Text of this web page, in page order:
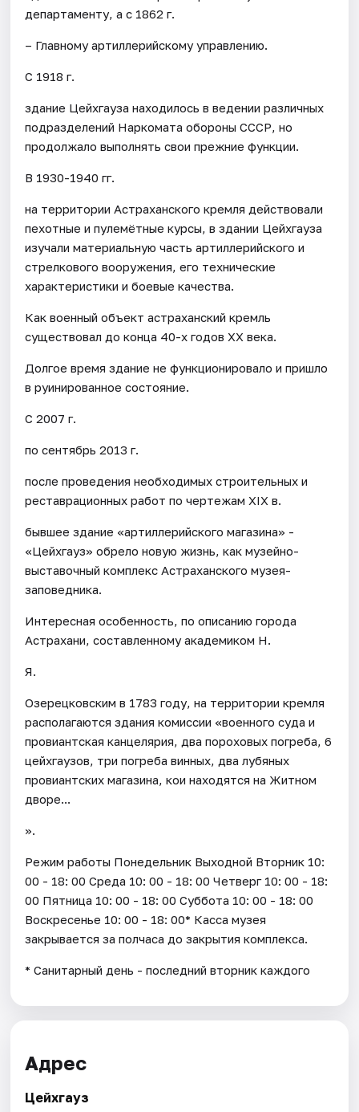
департаменту, а с 1862 г.
– Главному артиллерийскому управлению.
С 1918 г.
здание Цейхгауза находилось в ведении различных
подразделений Наркомата обороны СССР, но
продолжало выполнять свои прежние функции.
В 1930-1940 гг.
на территории Астраханского кремля действовали
пехотные и пулемётные курсы, в здании Цейхгауза
изучали материальную часть артиллерийского и
стрелкового вооружения, его технические
характеристики и боевые качества.
Как военный объект астраханский кремль
существовал до конца 40-х годов XX века.
Долгое время здание не функционировало и пришло
в руинированное состояние.
С 2007 г.
по сентябрь 2013 г.
после проведения необходимых строительных и
реставрационных работ по чертежам XIX в.
бывшее здание «артиллерийского магазина» -
«Цейхгауз» обрело новую жизнь, как музейно-
выставочный комплекс Астраханского музея-
заповедника.
Интересная особенность, по описанию города
Астрахани, составленному академиком Н.
Я.
Озерецковским в 1783 году, на территории кремля
располагаются здания комиссии «военного суда и
провиантская канцелярия, два пороховых погреба, 6
цейхгаузов, три погреба винных, два лубяных
провиантских магазина, кои находятся на Житном
дворе...
».
Режим работы Понедельник Выходной Вторник 10:
00 - 18: 00 Среда 10: 00 - 18: 00 Четверг 10: 00 - 18:
00 Пятница 10: 00 - 18: 00 Суббота 10: 00 - 18: 00
Воскресенье 10: 00 - 18: 00* Касса музея
закрывается за полчаса до закрытия комплекса.
* Санитарный день - последний вторник каждого
Адрес
Цейхгауз